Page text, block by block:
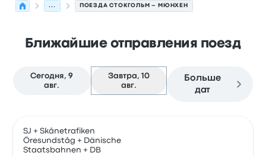
... ПОЕЗДА СТОКГОЛЬМ – МЮНХЕН
Ближайшие отправления поезд
Сегодня, 9
авг.
Завтра, 10
авг.
Больше
дат
SJ + Skånetrafiken
Öresundståg + Dänische
Staatsbahnen + DB